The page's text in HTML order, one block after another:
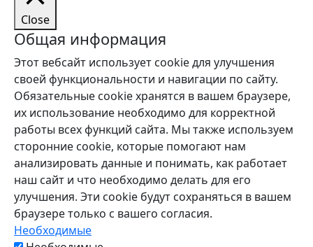
Close
Общая информация
Этот вебсайт использует cookie для улучшения
своей функциональности и навигации по сайту.
Обязательные cookie хранятся в вашем браузере,
их использование необходимо для корректной
работы всех функций сайта. Мы также используем
сторонние cookie, которые помогают нам
анализировать данные и понимать, как работает
наш сайт и что необходимо делать для его
улучшения. Эти cookie будут сохраняться в вашем
браузере только с вашего согласия.
Необходимые